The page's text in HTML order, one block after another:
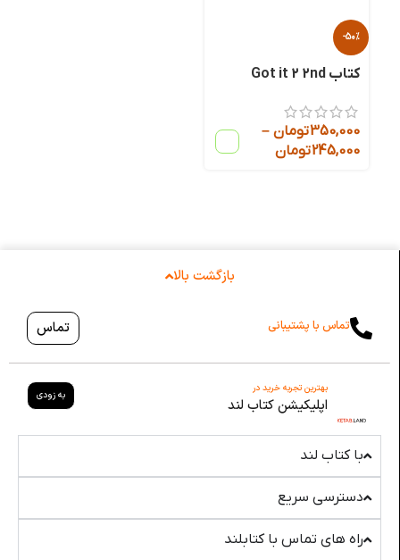
-50%
کتاب Got it 2 2nd
350,000تومان –
245,000تومان
بازگشت بالا
تماس با پشتیبانی تماس
بهترین تجربه خرید در
اپلیکیشن کتاب لند
به زودی
با کتاب لند
دسترسی سریع
راه های تماس با کتابلند